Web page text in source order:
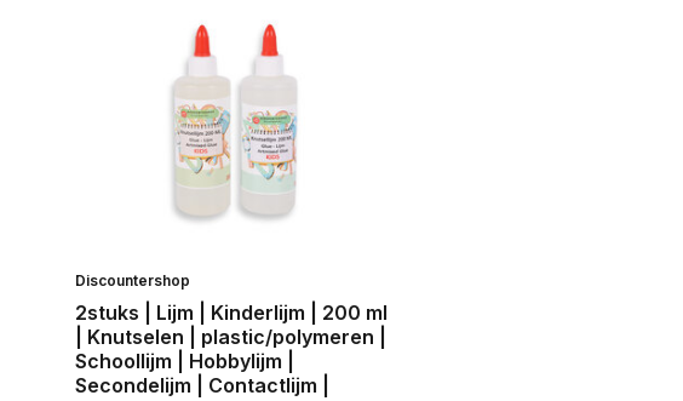
Discountershop
2stuks | Lijm | Kinderlijm | 200 ml
| Knutselen | plastic/polymeren |
Schoollijm | Hobbylijm |
Secondelijm | Contactlijm |